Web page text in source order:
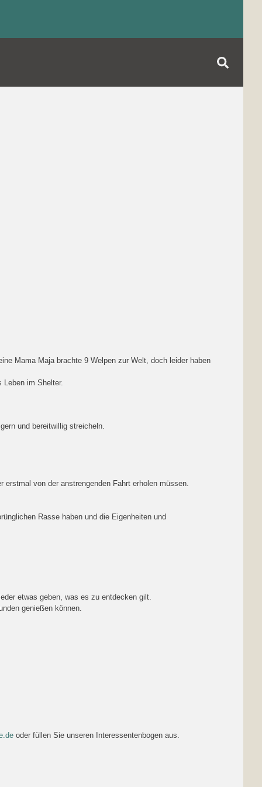
Mama Maja brachte 9 Welpen zur Welt, doch leider haben
im Shelter.
und bereitwillig streicheln.
von der anstrengenden Fahrt erholen müssen.
Rasse haben und die Eigenheiten und
etwas geben, was es zu entdecken gilt.
genießen können.
oder füllen Sie unseren Interessentenbogen aus.